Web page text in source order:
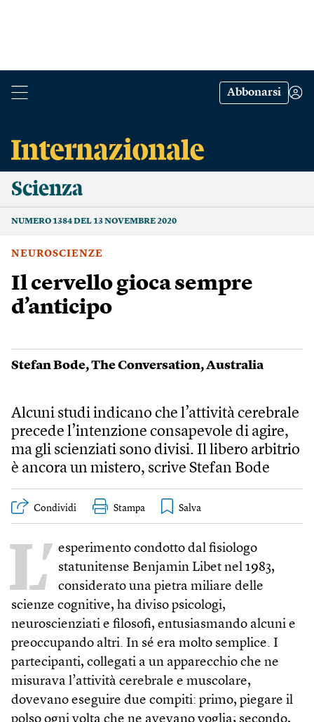
Abbonarsi
Scienza
NUMERO 1384 DEL 13 NOVEMBRE 2020
NEUROSCIENZE
Il cervello gioca sempre
d’anticipo
Stefan Bode,The Conversation,Australia
Alcuni studi indicano che l’attività cerebrale
precede l’intenzione consapevole di agire,
ma gli scienziati sono divisi. Il libero arbitrio
è ancora un mistero, scrive Stefan Bode
Condividi Stampa
L’ esperimento condotto dal fisiologo
statunitense Benjamin Libet nel 1983,
considerato una pietra miliare delle
scienze cognitive, ha diviso psicologi,
neuroscienziati e filosofi, entusiasmando alcuni e
preoccupando altri. In sé era molto semplice. I
partecipanti, collegati a un apparecchio che ne
misurava l’attività cerebrale e muscolare,
dovevano eseguire due compiti: primo, piegare il
polso ogni volta che ne avevano voglia; secondo,